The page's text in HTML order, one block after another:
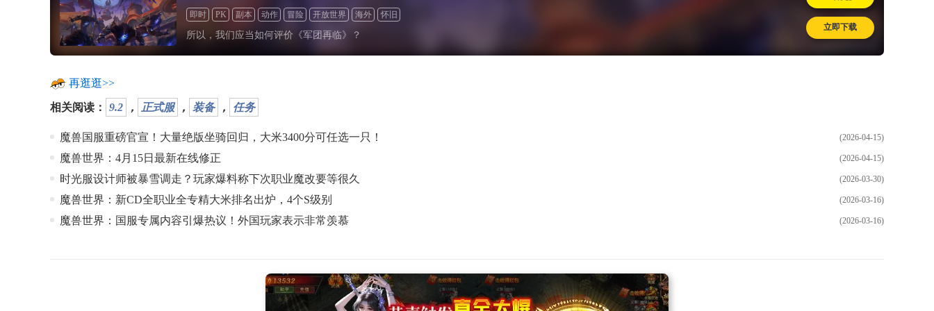
即时 PK 副本 动作 冒险 开放世界 海外 怀旧
所以，我们应当如何评价《军团再临》？
立即下载
再逛逛>>
相关阅读： 9.2 ， 正式服 ， 装备 ， 任务
(2026-04-15)
魔兽国服重磅官宣！大量绝版坐骑回归，大米3400分可任选一只！
(2026-04-15)
魔兽世界：4月15日最新在线修正
(2026-03-30)
时光服设计师被暴雪调走？玩家爆料称下次职业魔改要等很久
(2026-03-16)
魔兽世界：新CD全职业全专精大米排名出炉，4个S级别
(2026-03-16)
魔兽世界：国服专属内容引爆热议！外国玩家表示非常羡慕